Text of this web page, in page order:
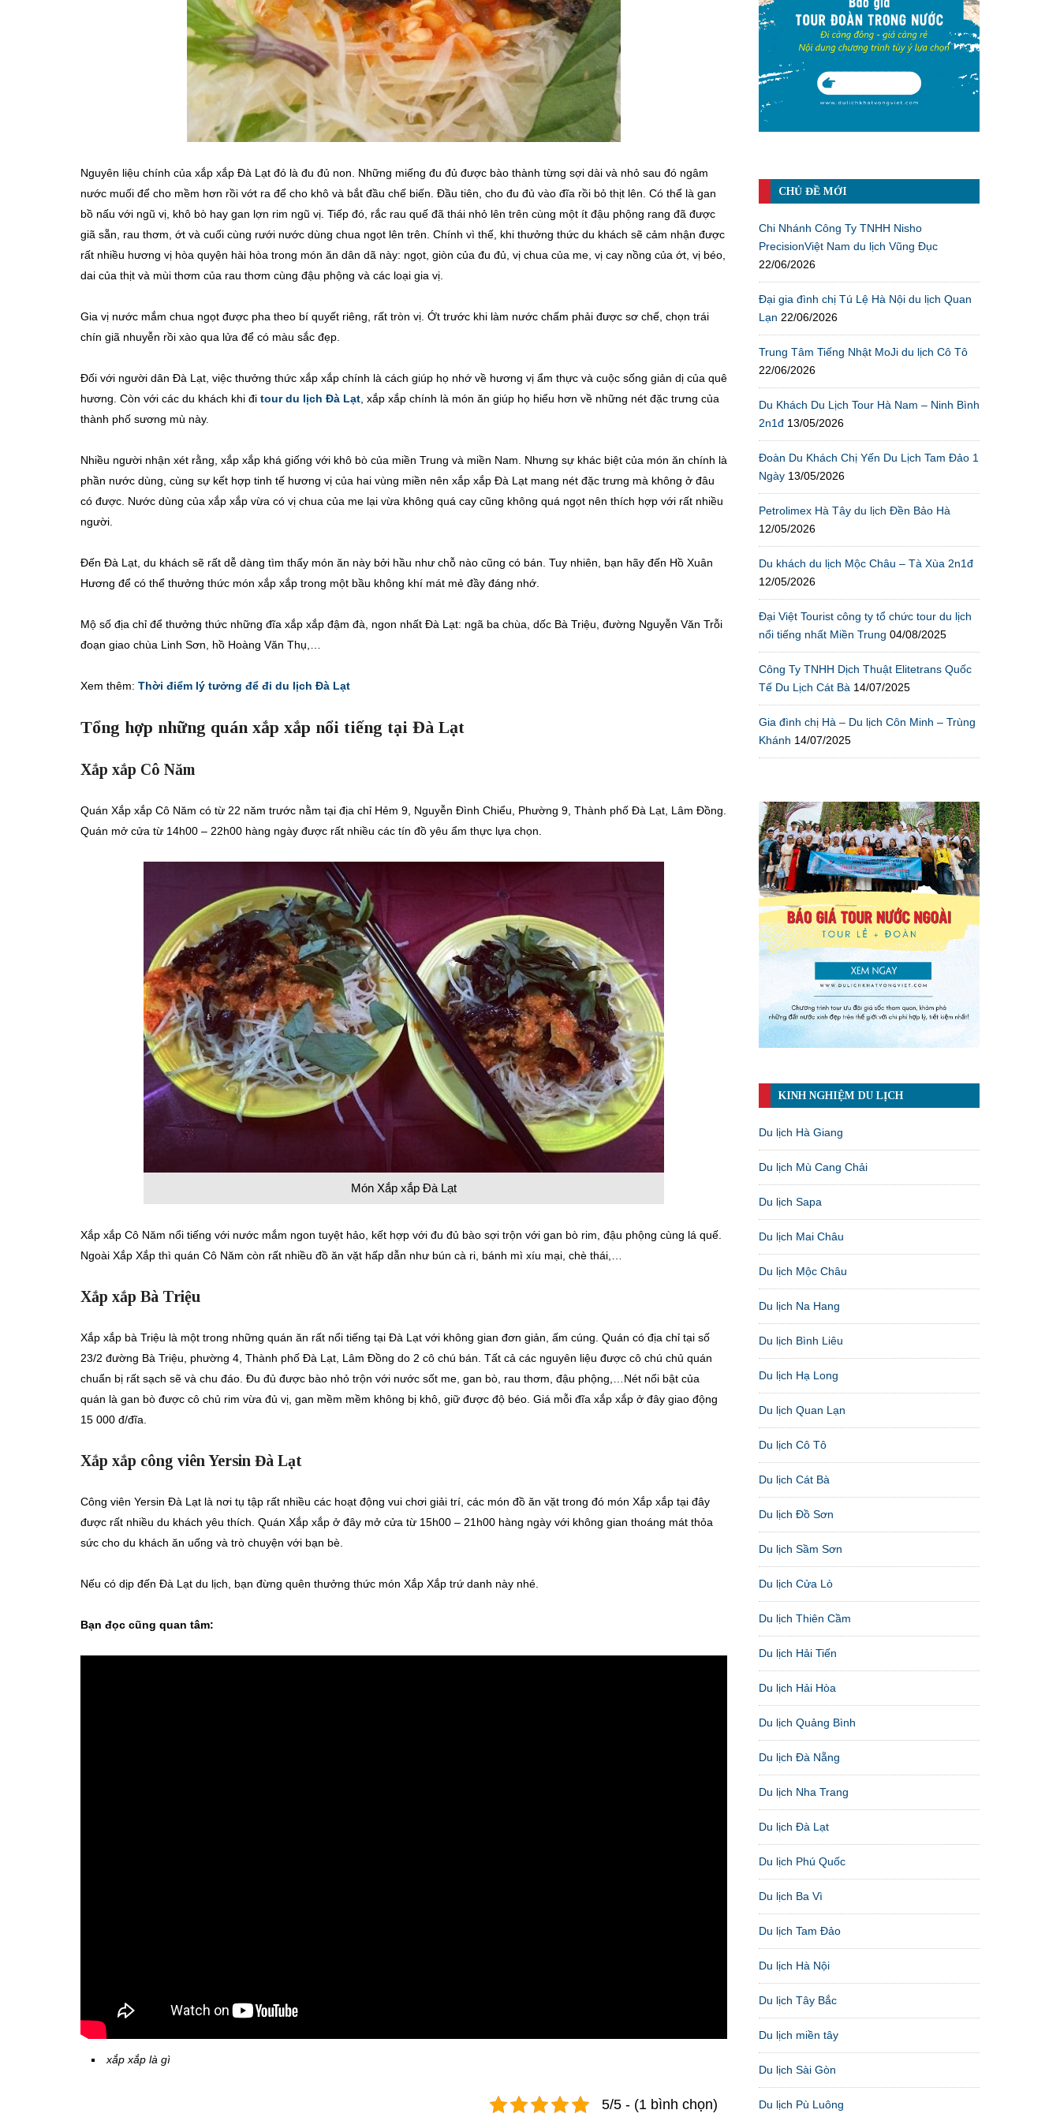
Nguyên liệu chính của xắp xắp Đà Lạt đó là đu đủ non. Những miếng đu đủ được bào thành từng sợi dài và nhỏ sau đó ngâm
nước muối để cho mềm hơn rồi vớt ra để cho khô và bắt đầu chế biến. Đầu tiên, cho đu đủ vào đĩa rồi bỏ thịt lên. Có thể là gan
bồ nấu với ngũ vị, khô bò hay gan lợn rim ngũ vị. Tiếp đó, rắc rau quế đã thái nhỏ lên trên cùng một ít đậu phộng rang đã được
giã sẵn, rau thơm, ớt và cuối cùng rưới nước dùng chua ngọt lên trên. Chính vì thế, khi thưởng thức du khách sẽ cảm nhận được
rất nhiều hương vị hòa quyện hài hòa trong món ăn dân dã này: ngọt, giòn của đu đủ, vị chua của me, vị cay nồng của ớt, vị béo,
dai của thịt và mùi thơm của rau thơm cùng đậu phộng và các loại gia vị.
Gia vị nước mắm chua ngọt được pha theo bí quyết riêng, rất tròn vị. Ớt trước khi làm nước chấm phải được sơ chế, chọn trái
chín giã nhuyễn rồi xào qua lửa để có màu sắc đẹp.
Đối với người dân Đà Lạt, việc thưởng thức xắp xắp chính là cách giúp họ nhớ về hương vị ẩm thực và cuộc sống giản dị của quê
hương. Còn với các du khách khi đi tour du lịch Đà Lạt , xắp xắp chính là món ăn giúp họ hiểu hơn về những nét đặc trưng của
thành phố sương mù này.
Nhiều người nhận xét rằng, xắp xắp khá giống với khô bò của miền Trung và miền Nam. Nhưng sự khác biệt của món ăn chính là
phần nước dùng, cùng sự kết hợp tinh tế hương vị của hai vùng miền nên xắp xắp Đà Lạt mang nét đặc trưng mà không ở đâu
có được. Nước dùng của xắp xắp vừa có vị chua của me lại vừa không quá cay cũng không quá ngọt nên thích hợp với rất nhiều
người.
Đến Đà Lạt, du khách sẽ rất dễ dàng tìm thấy món ăn này bởi hầu như chỗ nào cũng có bán. Tuy nhiên, bạn hãy đến Hồ Xuân
Hương để có thể thưởng thức món xắp xắp trong một bầu không khí mát mẻ đầy đáng nhớ.
Mộ số địa chỉ để thưởng thức những đĩa xắp xắp đậm đà, ngon nhất Đà Lạt: ngã ba chùa, dốc Bà Triệu, đường Nguyễn Văn Trỗi
đoạn giao chùa Linh Sơn, hồ Hoàng Văn Thụ,…
Xem thêm: Thời điểm lý tưởng để đi du lịch Đà Lạt
Tổng hợp những quán xắp xắp nổi tiếng tại Đà Lạt
Xắp xắp Cô Năm
Quán Xắp xắp Cô Năm có từ 22 năm trước nằm tại địa chỉ Hẻm 9, Nguyễn Đình Chiểu, Phường 9, Thành phố Đà Lạt, Lâm Đồng.
Quán mở cửa từ 14h00 – 22h00 hàng ngày được rất nhiều các tín đồ yêu ẩm thực lựa chọn.
Món Xắp xắp Đà Lạt
Xắp xắp Cô Năm nổi tiếng với nước mắm ngon tuyệt hảo, kết hợp với đu đủ bào sợi trộn với gan bò rim, đậu phộng cùng lá quế.
Ngoài Xắp Xắp thì quán Cô Năm còn rất nhiều đồ ăn vặt hấp dẫn như bún cà ri, bánh mì xíu mại, chè thái,…
Xắp xắp Bà Triệu
Xắp xắp bà Triệu là một trong những quán ăn rất nổi tiếng tại Đà Lạt với không gian đơn giản, ấm cúng. Quán có địa chỉ tại số
23/2 đường Bà Triệu, phường 4, Thành phố Đà Lạt, Lâm Đồng do 2 cô chú bán. Tất cả các nguyên liệu được cô chú chủ quán
chuẩn bị rất sạch sẽ và chu đáo. Đu đủ được bào nhỏ trộn với nước sốt me, gan bò, rau thơm, đậu phộng,…Nét nổi bật của
quán là gan bò được cô chủ rim vừa đủ vị, gan mềm mềm không bị khô, giữ được độ béo. Giá mỗi đĩa xắp xắp ở đây giao động
15 000 đ/đĩa.
Xắp xắp công viên Yersin Đà Lạt
Công viên Yersin Đà Lạt là nơi tụ tập rất nhiều các hoạt động vui chơi giải trí, các món đồ ăn vặt trong đó món Xắp xắp tại đây
được rất nhiều du khách yêu thích. Quán Xắp xắp ở đây mở cửa từ 15h00 – 21h00 hàng ngày với không gian thoáng mát thỏa
sức cho du khách ăn uống và trò chuyện với bạn bè.
Nếu có dịp đến Đà Lạt du lịch, bạn đừng quên thưởng thức món Xắp Xắp trứ danh này nhé.
Bạn đọc cũng quan tâm:
xắp xắp là gì
5/5 - (1 bình chọn)
CHỦ ĐỀ MỚI
Chi Nhánh Công Ty TNHH Nisho
PrecisionViệt Nam du lịch Vũng Đục
22/06/2026
Đại gia đình chị Tú Lệ Hà Nội du lịch Quan
Lạn 22/06/2026
Trung Tâm Tiếng Nhật MoJi du lịch Cô Tô
22/06/2026
Du Khách Du Lịch Tour Hà Nam – Ninh Bình
2n1đ 13/05/2026
Đoàn Du Khách Chị Yến Du Lịch Tam Đảo 1
Ngày 13/05/2026
Petrolimex Hà Tây du lịch Đền Bảo Hà
12/05/2026
Du khách du lịch Mộc Châu – Tà Xùa 2n1đ
12/05/2026
Đại Việt Tourist công ty tổ chức tour du lịch
nổi tiếng nhất Miền Trung 04/08/2025
Công Ty TNHH Dịch Thuật Elitetrans Quốc
Tế Du Lịch Cát Bà 14/07/2025
Gia đình chị Hà – Du lịch Côn Minh – Trùng
Khánh 14/07/2025
KINH NGHIỆM DU LỊCH
Du lịch Hà Giang
Du lịch Mù Cang Chải
Du lịch Sapa
Du lịch Mai Châu
Du lịch Mộc Châu
Du lịch Na Hang
Du lịch Bình Liêu
Du lịch Hạ Long
Du lịch Quan Lạn
Du lịch Cô Tô
Du lịch Cát Bà
Du lịch Đồ Sơn
Du lịch Sầm Sơn
Du lịch Cửa Lò
Du lịch Thiên Cầm
Du lịch Hải Tiến
Du lịch Hải Hòa
Du lịch Quảng Bình
Du lịch Đà Nẵng
Du lịch Nha Trang
Du lịch Đà Lạt
Du lịch Phú Quốc
Du lịch Ba Vì
Du lịch Tam Đảo
Du lịch Hà Nội
Du lịch Tây Bắc
Du lịch miền tây
Du lịch Sài Gòn
Du lịch Pù Luông